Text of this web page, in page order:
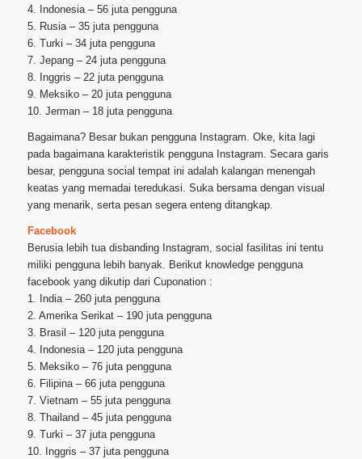
4. Indonesia – 56 juta pengguna
5. Rusia – 35 juta pengguna
6. Turki – 34 juta pengguna
7. Jepang – 24 juta pengguna
8. Inggris – 22 juta pengguna
9. Meksiko – 20 juta pengguna
10. Jerman – 18 juta pengguna
Bagaimana? Besar bukan pengguna Instagram. Oke, kita lagi
pada bagaimana karakteristik pengguna Instagram. Secara garis
besar, pengguna social tempat ini adalah kalangan menengah
keatas yang memadai teredukasi. Suka bersama dengan visual
yang menarik, serta pesan segera enteng ditangkap.
Facebook
Berusia lebih tua disbanding Instagram, social fasilitas ini tentu
miliki pengguna lebih banyak. Berikut knowledge pengguna
facebook yang dikutip dari Cuponation :
1. India – 260 juta pengguna
2. Amerika Serikat – 190 juta pengguna
3. Brasil – 120 juta pengguna
4. Indonesia – 120 juta pengguna
5. Meksiko – 76 juta pengguna
6. Filipina – 66 juta pengguna
7. Vietnam – 55 juta pengguna
8. Thailand – 45 juta pengguna
9. Turki – 37 juta pengguna
10. Inggris – 37 juta pengguna